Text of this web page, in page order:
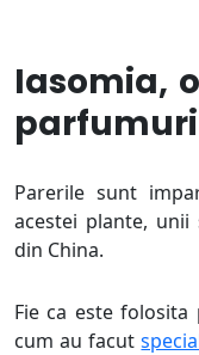
Iasomia,
Parerile sunt
acestei plante,
din China.
Fie ca este
cum au facut